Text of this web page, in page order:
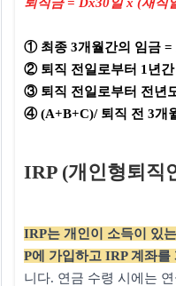
① 최종 3개월간의 임금 =
② 퇴직 전일로부터 1년
③ 퇴직 전일로부터 전년
④ (A+B+C)/ 퇴직 전 3개
IRP (개인형퇴직
IRP는 개인이 소득이 있
P에 가입하고 IRP 계좌를
니다. 연금 수령 시에는